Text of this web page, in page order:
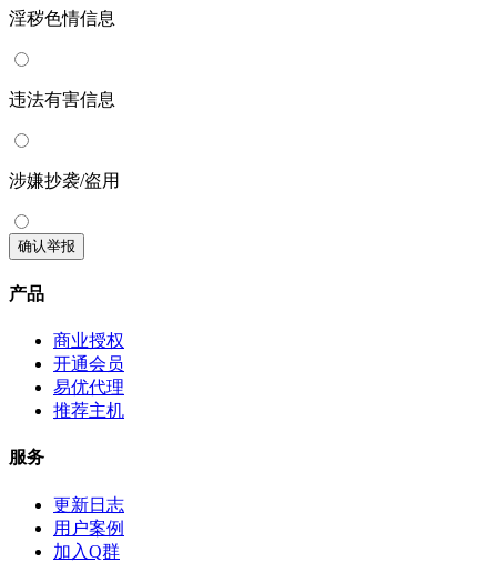
淫秽色情信息
违法有害信息
涉嫌抄袭/盗用
确认举报
产品
商业授权
开通会员
易优代理
推荐主机
服务
更新日志
用户案例
加入Q群